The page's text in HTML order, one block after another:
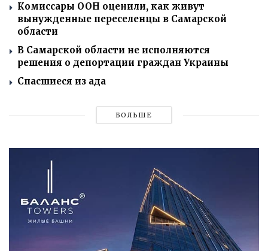
Комиссары ООН оценили, как живут
вынужденные переселенцы в Самарской
области
В Самарской области не исполняются
решения о депортации граждан Украины
Спасшиеся из ада
БОЛЬШЕ